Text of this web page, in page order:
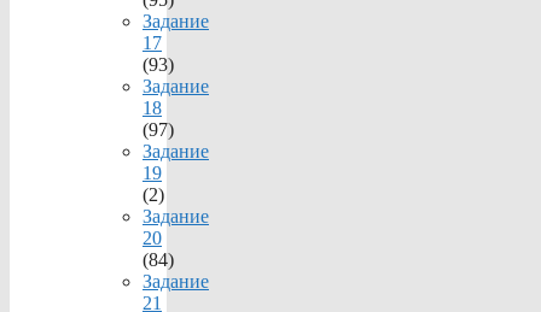
Задание
17
(93)
Задание
18
(97)
Задание
19
(2)
Задание
20
(84)
Задание
21